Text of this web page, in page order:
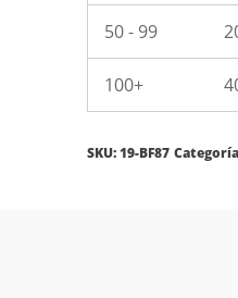
50 - 99
100+
SKU:19-BF87